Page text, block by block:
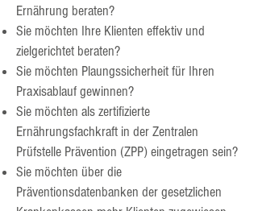
Ernährung beraten?
Sie möchten Ihre Klienten effektiv und
zielgerichtet beraten?
Sie möchten Plaungssicherheit für Ihren
Praxisablauf gewinnen?
Sie möchten als zertifizierte
Ernährungsfachkraft in der Zentralen
Prüfstelle Prävention (ZPP) eingetragen sein?
Sie möchten über die
Präventionsdatenbanken der gesetzlichen